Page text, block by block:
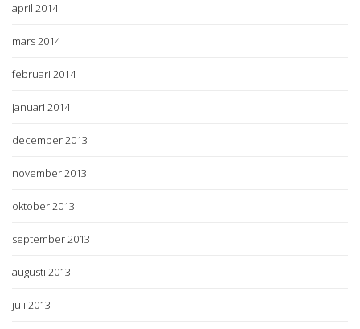
april 2014
mars 2014
februari 2014
januari 2014
december 2013
november 2013
oktober 2013
september 2013
augusti 2013
juli 2013